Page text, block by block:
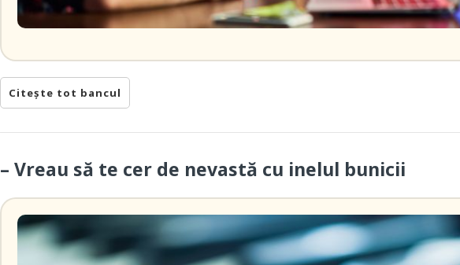
Citește tot bancul
– Vreau să te cer de nevastă cu inelul bunicii